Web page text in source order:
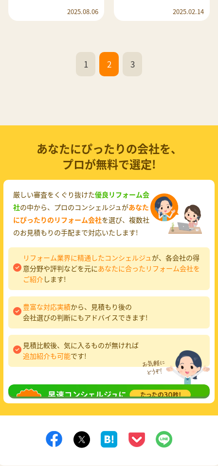
2025.08.06 2025.02.14
1 2 3
あなたにぴったりの会社を、
プロが無料で選定!
厳しい審査をくぐり抜けた優良リフォーム会
社の中から、プロのコンシェルジュがあなた
にぴったりのリフォーム会社を選び、複数社
のお見積もりの手配まで対応いたします!
リフォーム業界に精通したコンシェルジュ が、各会社の得
意分野や評判などを元にあなたに合ったリフォーム会社を
ご紹介します!
豊富な対応実績から、見積もり後の
会社選びの判断にもアドバイスできます!
見積比較後、気に入るものが無ければ
追加紹介も可能です!
無料相談してみる